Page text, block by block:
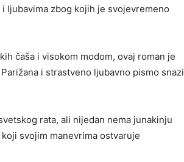
ljubavima zbog kojih je svojevremeno
čaša i visokom modom, ovaj roman je
i strastveno ljubavno pismo snazi
rata, ali nijedan nema junakinju
svojim manevrima ostvaruje